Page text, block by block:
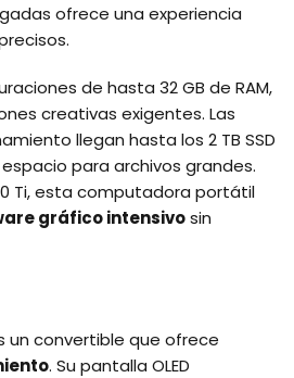
ofrece una experiencia
de hasta 32 GB de RAM,
creativas exigentes. Las
llegan hasta los 2 TB SSD
para archivos grandes.
Ti, esta computadora portátil
gráfico intensivosin
un convertible que ofrece
. Su pantalla OLED